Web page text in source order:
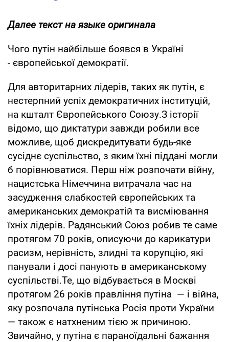
Далее текст на языке оригинала
Чого путін найбільше боявся в Україні
- європейської демократії.
Для авторитарних лідерів, таких як путін, є
нестерпний успіх демократичних інституцій,
на кшталт Європейського Союзу.З історії
відомо, що диктатури завжди робили все
можливе, щоб дискредитувати будь-яке
сусіднє суспільство, з яким їхні піддані могли
б порівнюватися. Перш ніж розпочати війну,
нацистська Німеччина витрачала час на
засудження слабкостей європейських та
американських демократій та висміювання
їхніх лідерів. Радянський Союз робив те саме
протягом 70 років, описуючи до карикатури
расизм, нерівність, злидні та корупцію, які
панували і досі панують в американському
суспільстві.Те, що відбувається в Москві
протягом 26 років правління путіна — і війна,
яку розпочала путінська Росія проти України
— також є натхненим тією ж причиною.
Звичайно, у путіна є параноїдальні бажання